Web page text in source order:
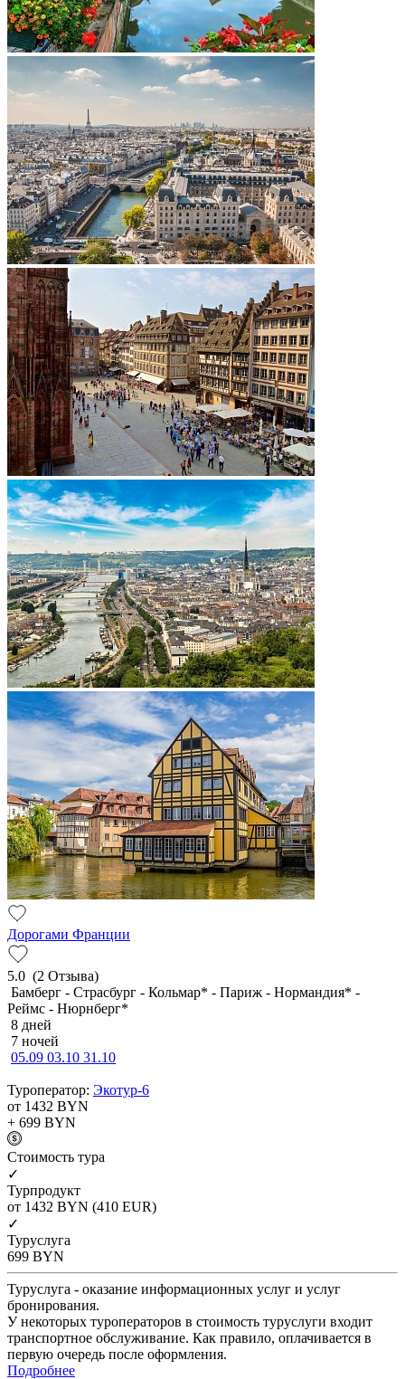
Дорогами Франции
5.0 (2 Отзыва)
Бамберг - Страсбург - Кольмар* - Париж - Нормандия* -
Реймс - Нюрнберг*
8 дней
7 ночей
05.09 03.10 31.10
Туроператор: Экотур-6
от 1432 BYN
+ 699 BYN
Cтоимость тура
✓
Турпродукт
от 1432 BYN (410 EUR)
✓
Туруслуга
699 BYN
Туруслуга - оказание информационных услуг и услуг
бронирования.
У некоторых туроператоров в стоимость туруслуги входит
транспортное обслуживание. Как правило, оплачивается в
первую очередь после оформления.
Подробнее